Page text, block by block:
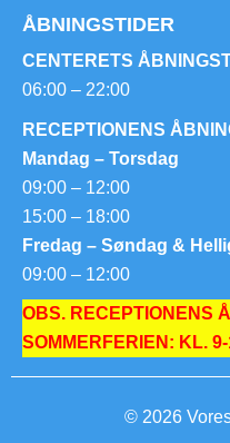
ÅBNINGSTIDER
CENTERETS
06:00 – 22:00
RECEPTIONENS
Mandag – Torsdag
09:00 – 12:00
15:00 – 18:00
Fredag – Søndag &
09:00 – 12:00
OBS. RECEPTIONENS
SOMMERFERIEN: KL.
© 2026